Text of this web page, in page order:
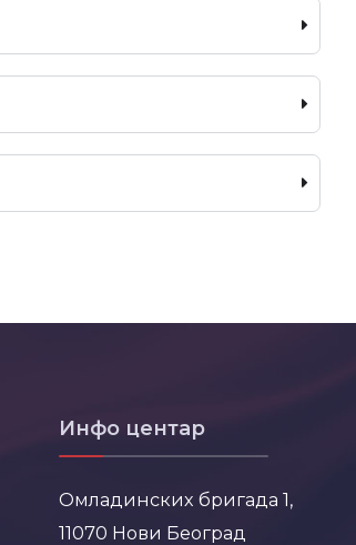
Инфо центар
Омладинских бригада 1,
11070 Нови Београд